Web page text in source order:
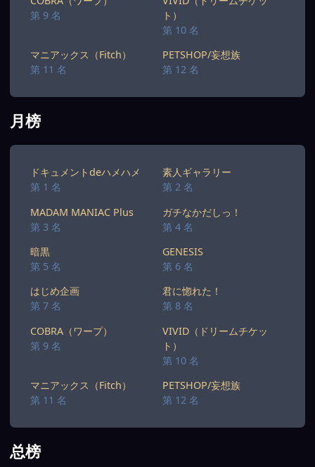
第 9 名
ト）
第 10 名
マニアックス（Fitch）
第 11 名
PETSHOP/妄想族
第 12 名
月榜
ドキュメントdeハメハメ
第 1 名
素人ギャラリー
第 2 名
MADAM MANIAC Plus
第 3 名
ガチなかだしっ！
第 4 名
暗黒
第 5 名
GENESIS
第 6 名
はじめ企画
第 7 名
君に惚れた！
第 8 名
COBRA（ワープ）
第 9 名
VIVID（ドリームチケッ
ト）
第 10 名
マニアックス（Fitch）
第 11 名
PETSHOP/妄想族
第 12 名
总榜